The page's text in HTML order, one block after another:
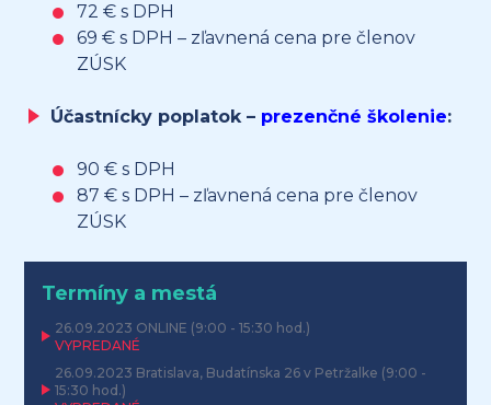
72 € s DPH
69 € s DPH – zľavnená cena pre členov
ZÚSK
Účastnícky poplatok – prezenčné školenie:
90 € s DPH
87 € s DPH – zľavnená cena pre členov
ZÚSK
Termíny a mestá
26.09.2023 ONLINE (9:00 - 15:30 hod.)
VYPREDANÉ
26.09.2023 Bratislava, Budatínska 26 v Petržalke (9:00 -
15:30 hod.)